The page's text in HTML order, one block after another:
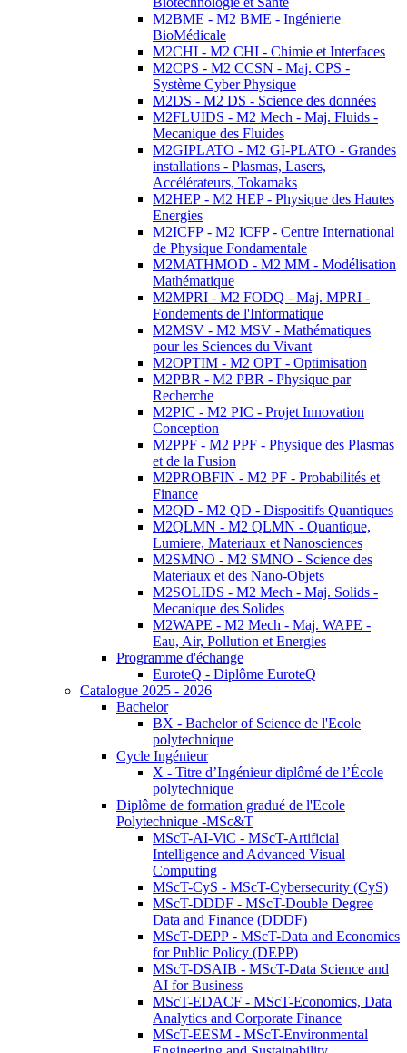
M2BME - M2 BME - Ingénierie
BioMédicale
M2CHI - M2 CHI - Chimie et Interfaces
M2CPS - M2 CCSN - Maj. CPS -
Système Cyber Physique
M2DS - M2 DS - Science des données
M2FLUIDS - M2 Mech - Maj. Fluids -
Mecanique des Fluides
M2GIPLATO - M2 GI-PLATO - Grandes
installations - Plasmas, Lasers,
Accélérateurs, Tokamaks
M2HEP - M2 HEP - Physique des Hautes
Energies
M2ICFP - M2 ICFP - Centre International
de Physique Fondamentale
M2MATHMOD - M2 MM - Modélisation
Mathématique
M2MPRI - M2 FODQ - Maj. MPRI -
Fondements de l'Informatique
M2MSV - M2 MSV - Mathématiques
pour les Sciences du Vivant
M2OPTIM - M2 OPT - Optimisation
M2PBR - M2 PBR - Physique par
Recherche
M2PIC - M2 PIC - Projet Innovation
Conception
M2PPF - M2 PPF - Physique des Plasmas
et de la Fusion
M2PROBFIN - M2 PF - Probabilités et
Finance
M2QD - M2 QD - Dispositifs Quantiques
M2QLMN - M2 QLMN - Quantique,
Lumiere, Materiaux et Nanosciences
M2SMNO - M2 SMNO - Science des
Materiaux et des Nano-Objets
M2SOLIDS - M2 Mech - Maj. Solids -
Mecanique des Solides
M2WAPE - M2 Mech - Maj. WAPE -
Eau, Air, Pollution et Energies
Programme d'échange
EuroteQ - Diplôme EuroteQ
Catalogue 2025 - 2026
Bachelor
BX - Bachelor of Science de l'Ecole
polytechnique
Cycle Ingénieur
X - Titre d’Ingénieur diplômé de l’École
polytechnique
Diplôme de formation gradué de l'Ecole
Polytechnique -MSc&T
MScT-AI-ViC - MScT-Artificial
Intelligence and Advanced Visual
Computing
MScT-CyS - MScT-Cybersecurity (CyS)
MScT-DDDF - MScT-Double Degree
Data and Finance (DDDF)
MScT-DEPP - MScT-Data and Economics
for Public Policy (DEPP)
MScT-DSAIB - MScT-Data Science and
AI for Business
MScT-EDACF - MScT-Economics, Data
Analytics and Corporate Finance
MScT-EESM - MScT-Environmental